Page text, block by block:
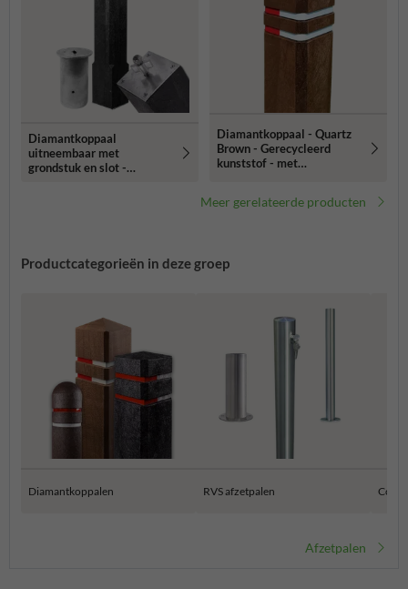
Diamantkoppaal
uitneembaar met
grondstuk en slot -
Diamantkoppaal - Quartz
Brown - Gerecycleerd
kunststof - met
Meer gerelateerde producten
Productcategorieën in deze groep
Diamantkoppalen RVS afzetpalen
Afzetpalen